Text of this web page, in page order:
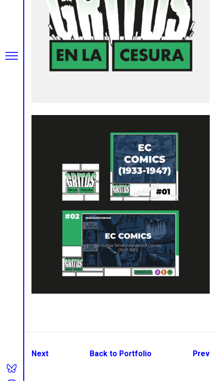
Next Back to Portfolio Prev